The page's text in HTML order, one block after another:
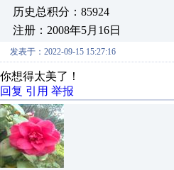
历史总积分：85924
注册：2008年5月16日
发表于：2022-09-15 15:27:16
你想得太美了！
回复 引用 举报